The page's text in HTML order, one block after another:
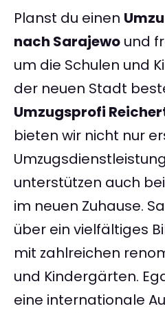
Planst du einen
nach Sarajewo und
um die Schulen und
der neuen Stadt
Umzugsprofi
bieten wir nicht nur
unterstützen auch
im neuen Zuhause.
über ein vielfältiges
mit zahlreichen
und Kindergärten.
eine internationale